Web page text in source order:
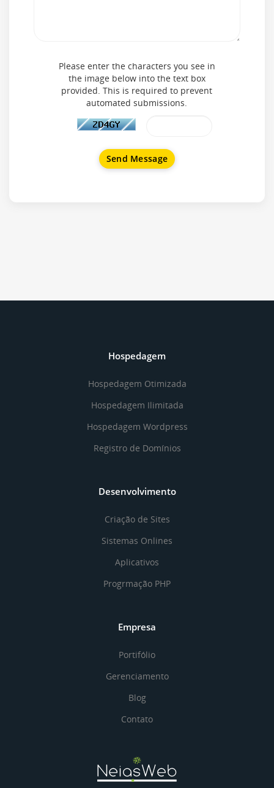
Please enter the characters you see in
the image below into the text box
provided. This is required to prevent
automated submissions.
Send Message
Hospedagem
Hospedagem Otimizada
Hospedagem Ilimitada
Hospedagem Wordpress
Registro de Domínios
Desenvolvimento
Criação de Sites
Sistemas Onlines
Aplicativos
Progrmação PHP
Empresa
Portifólio
Gerenciamento
Blog
Contato